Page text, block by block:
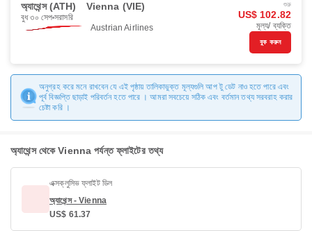
অ্যাথেন্স (ATH) Vienna (VIE)
বুধ ৩০ সেপ সরাসরি
Austrian Airlines
শুরু
US$ 102.82
মূল্য/ ব্যক্তি
বুক করুন
অনুগ্রহ করে মনে রাখবেন যে এই পৃষ্ঠায় তালিকাভুক্ত মূল্যগুলি আপ টু ডেট নাও হতে পারে এবং
পূর্ব বিজ্ঞপ্তি ছাড়াই পরিবর্তন হতে পারে । আমরা সবচেয়ে সঠিক এবং বর্তমান তথ্য সরবরাহ করার
চেষ্টা করি ।
অ্যাথেন্স থেকে Vienna পর্যন্ত ফ্লাইটের তথ্য
এক্সক্লুসিভ ফ্লাইট ডিল
অ্যাথেন্স - Vienna
US$ 61.37